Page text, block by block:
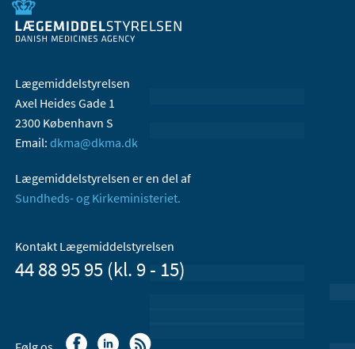
Lægemiddelstyrelsen
Axel Heides Gade 1
2300 København S
Email: dkma@dkma.dk
Lægemiddelstyrelsen er en del af
Sundheds- og Kirkeministeriet.
Kontakt Lægemiddelstyrelsen
44 88 95 95 (kl. 9 - 15)